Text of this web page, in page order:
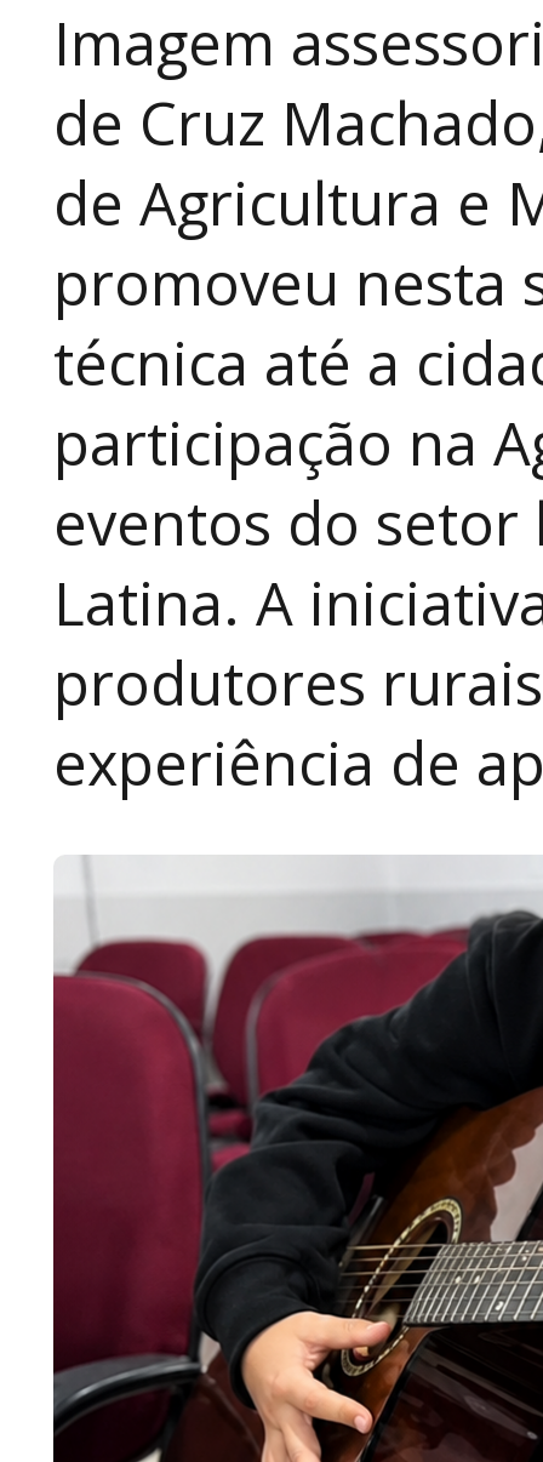
Imagem
de Cruz
de Agricultura e
promoveu nesta
técnica até a
participação na
eventos do
Latina. A
produtores
experiência de